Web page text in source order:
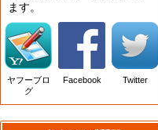
ます。
ヤフーブロ
グ
Facebook Twitter